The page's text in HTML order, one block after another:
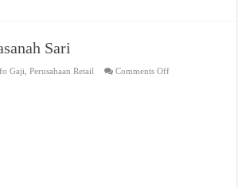
Sari
Gaji ,Perusahaan Retail Comments Offon